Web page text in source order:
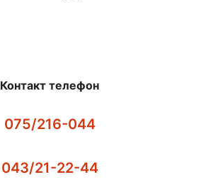
Контакт телефон
075/216-044
043/21-22-44